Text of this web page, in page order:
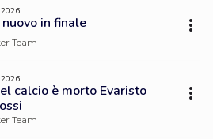
nuovo in finale
Team
calcio è morto Evaristo
Team